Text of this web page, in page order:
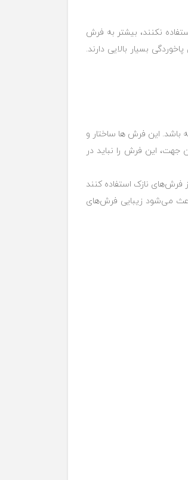
نکنند، بیشتر به فرش
بسیار بالایی دارند.
باشد. این فرش ها ‏ساختار و
این ‏فرش را نباید در
فرش‌های نازک ‏استفاده کنند
می‌شود ‏زیبایی فرش‌های